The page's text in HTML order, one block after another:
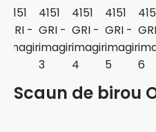
Scaun de birou